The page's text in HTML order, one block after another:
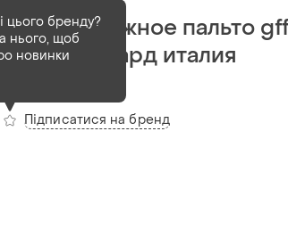
винтажное пальто
авангард италия
i 46 / f...
цього бренду?
нього, щоб
новинки
Підписатися на бренд